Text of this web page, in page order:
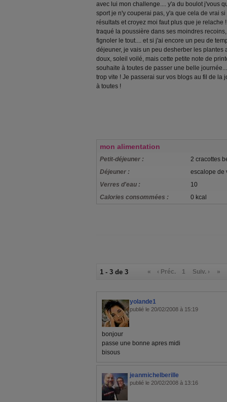
avec lui mon challenge.... y'a du boulot j'vous
sport je n'y couperai pas, y'a que cela de vrai
résultats et croyez moi faut plus que je relache
traqué la poussière dans ses moindres
fignoler le tout.... et si j'ai encore un peu de
déjeuner, je vais un peu desherber les plantes
doux, soleil voilé, mais cette petite note de
souhaite à toutes de passer une belle
trop vite ! Je passerai sur vos blogs au fil de la
à toutes !
mon alimentation
Petit-déjeuner :
2 cracottes
Déjeuner :
escalope de
Verres d'eau :
10
Calories consommées :
0 kcal
1 - 3 de 3 « ‹ Préc. 1 Suiv. › »
yolande1
publié le 20/02/2008 à 15:19
bonjour
passe une bonne apres midi
bisous
jeanmichelberille
publié le 20/02/2008 à 13:16